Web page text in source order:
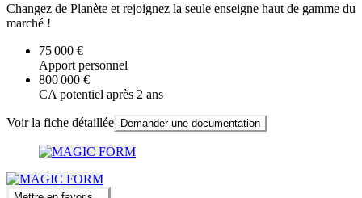
Changez de Planète et rejoignez la seule enseigne haut de gamme du
marché !
75 000 €
Apport personnel
800 000 €
CA potentiel après 2 ans
Voir la fiche détaillée Demander une documentation